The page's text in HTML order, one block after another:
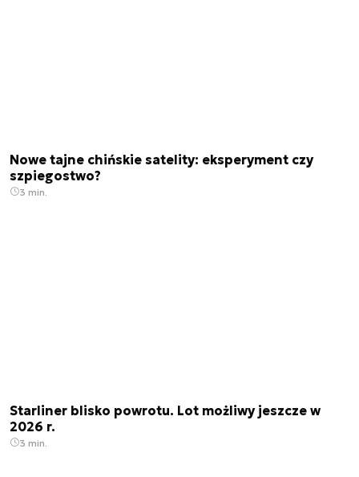
Nowe tajne chińskie satelity: eksperyment czy
szpiegostwo?
3 min.
Starliner blisko powrotu. Lot możliwy jeszcze w
2026 r.
3 min.